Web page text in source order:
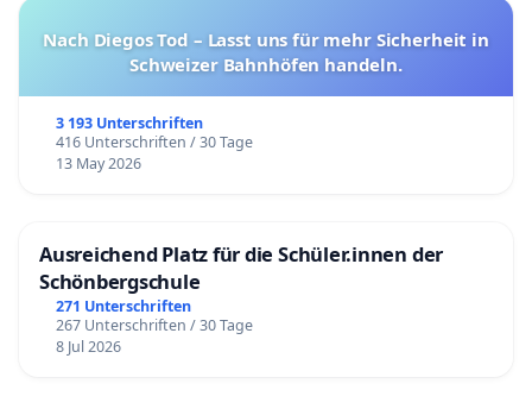
Nach Diegos Tod – Lasst uns für mehr Sicherheit in
Schweizer Bahnhöfen handeln.
3 193 Unterschriften
416 Unterschriften / 30 Tage
13 May 2026
Ausreichend Platz für die Schüler.innen der
Schönbergschule
271 Unterschriften
267 Unterschriften / 30 Tage
8 Jul 2026